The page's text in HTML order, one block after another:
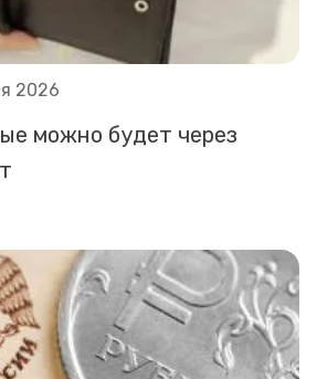
2026
можно будет через